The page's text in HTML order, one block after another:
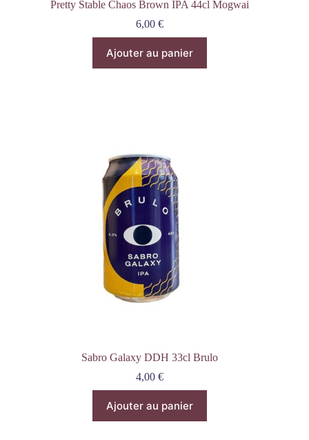
Pretty Stable Chaos Brown IPA 44cl Mogwai
6,00€
Ajouter au panier
Sabro Galaxy DDH 33cl Brulo
4,00€
Ajouter au panier